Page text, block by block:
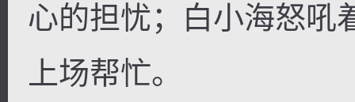
心的担忧；白小海怒吼
上场帮忙。